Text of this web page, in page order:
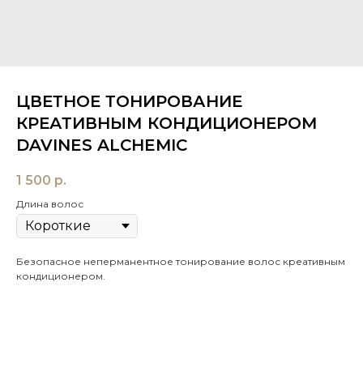
ЦВЕТНОЕ ТОНИРОВАНИЕ
КРЕАТИВНЫМ КОНДИЦИОНЕРОМ
DAVINES ALCHEMIC
1 500 р.
Длина волос
Безопасное неперманентное тонирование волос креативным
кондиционером.